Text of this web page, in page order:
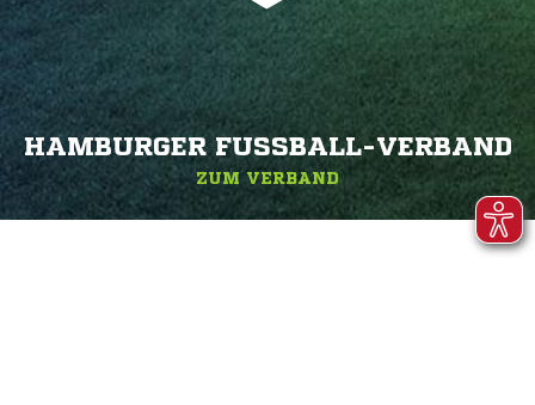
HAMBURGER FUSSBALL-VERBAND
ZUM VERBAND